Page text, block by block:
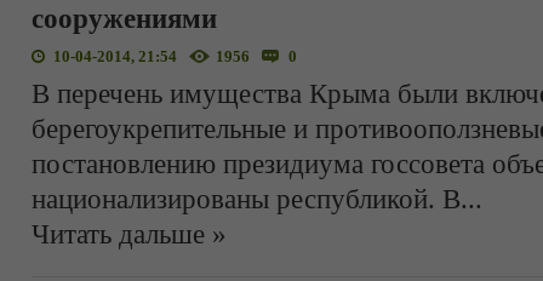
сооружениями
10-04-2014, 21:54 1956 0
В перечень имущества Крыма были
берегоукрепительные и
постановлению президиума госсовета
национализированы республикой. В...
Читать дальше »